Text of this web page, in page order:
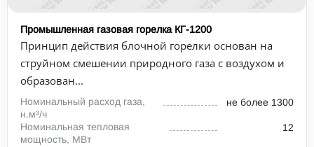
Промышленная газовая горелка КГ-1200
Принцип действия блочной горелки основан на
струйном смешении природного газа с воздухом и
образован...
Номинальный расход газа,
н.м³/ч
не более 1300
Номинальная тепловая
мощность, МВт
12